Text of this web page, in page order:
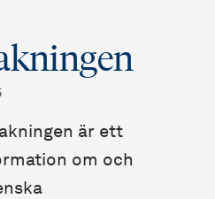
är ett
om och